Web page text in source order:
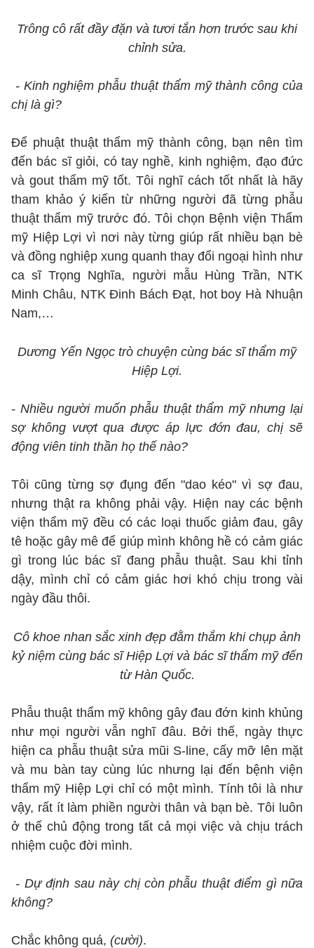
Trông cô rất đầy đặn và tươi tắn hơn trước sau khi
chỉnh sửa.
- Kinh nghiệm phẫu thuật thẩm mỹ thành công của
chị là gì?
Để phuật thuật thẩm mỹ thành công, bạn nên tìm
đến bác sĩ giỏi, có tay nghề, kinh nghiệm, đạo đức
và gout thẩm mỹ tốt. Tôi nghĩ cách tốt nhất là hãy
tham khảo ý kiến từ những người đã từng phẫu
thuật thẩm mỹ trước đó. Tôi chọn Bệnh viện Thẩm
mỹ Hiệp Lợi vì nơi này từng giúp rất nhiều bạn bè
và đồng nghiệp xung quanh thay đổi ngoại hình như
ca sĩ Trọng Nghĩa, người mẫu Hùng Trần, NTK
Minh Châu, NTK Đinh Bách Đạt, hot boy Hà Nhuận
Nam,…
Dương Yến Ngọc trò chuyện cùng bác sĩ thẩm mỹ
Hiệp Lợi.
- Nhiều người muốn phẫu thuật thẩm mỹ nhưng lại
sợ không vượt qua được áp lực đớn đau, chị sẽ
động viên tinh thần họ thế nào?
Tôi cũng từng sợ đụng đến "dao kéo" vì sợ đau,
nhưng thật ra không phải vậy. Hiện nay các bệnh
viện thẩm mỹ đều có các loại thuốc giảm đau, gây
tê hoặc gây mê để giúp mình không hề có cảm giác
gì trong lúc bác sĩ đang phẫu thuật. Sau khi tỉnh
dậy, mình chỉ có cảm giác hơi khó chịu trong vài
ngày đầu thôi.
Cô khoe nhan sắc xinh đẹp đằm thắm khi chụp ảnh
kỷ niệm cùng bác sĩ Hiệp Lợi và bác sĩ thẩm mỹ đến
từ Hàn Quốc.
Phẫu thuật thẩm mỹ không gây đau đớn kinh khủng
như mọi người vẫn nghĩ đâu. Bởi thế, ngày thực
hiện ca phẫu thuật sửa mũi S-line, cấy mỡ lên mặt
và mu bàn tay cùng lúc nhưng lại đến bệnh viện
thẩm mỹ Hiệp Lợi chỉ có một mình. Tính tôi là như
vậy, rất ít làm phiền người thân và bạn bè. Tôi luôn
ở thế chủ động trong tất cả mọi việc và chịu trách
nhiệm cuộc đời mình.
- Dự định sau này chị còn phẫu thuật điểm gì nữa
không?
Chắc không quá, (cười).